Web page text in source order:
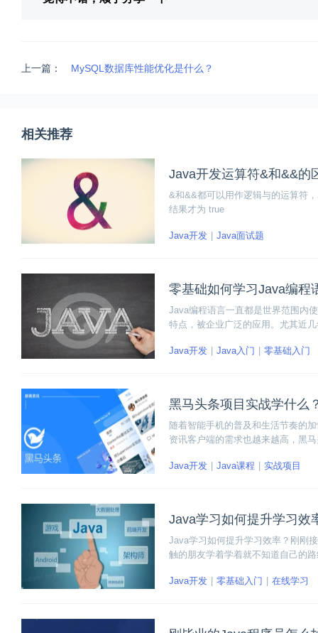
上一篇： MySQL数据库性能优化是什么？
相关推荐
Java开发运算符&和&&的
&和&&都可以用作逻辑与的运算符
结果才为 true
Java开发 Java面试题
零基础如何学习Java编程
Java编程语言一直都是世界范围内
特点，被企业广泛的应用。尤其近
Java开发
Java入门 零基础入门
黑马头条项目实战学什么
随着智能手机的普及和生活节奏的
资讯客户端的需求也越来越高，黑
马头条项目实战学什么呢？
Java开发 Java课程 实战项目
Java学习如何提升学习效
Java学习如何提升学习效率？刚刚
触的朋友学着学着就不知道自己的
Java开发
零基础入门 在线学习